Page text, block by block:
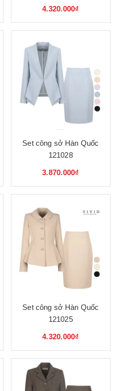
4.320.000₫
Set công sở Hàn Quốc
121028
3.870.000₫
Set công sở Hàn Quốc
121025
4.320.000₫